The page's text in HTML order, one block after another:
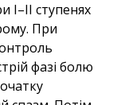
I–II ступенях
При
фазі болю